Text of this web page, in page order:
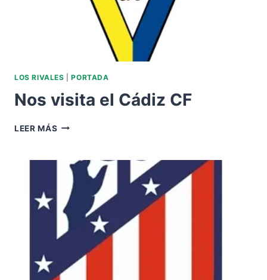
LOS RIVALES |PORTADA
Nos visita el Cádiz CF
LEER MÁS NOS
CÁDIZ